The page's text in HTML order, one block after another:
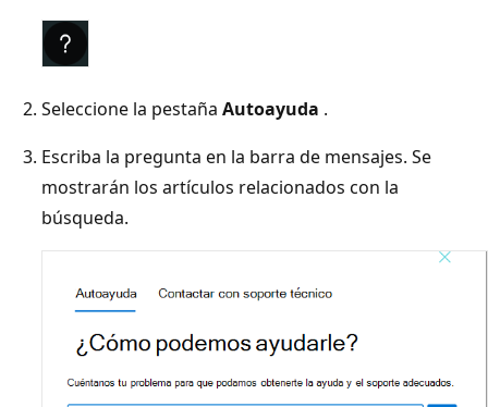
Seleccione la pestaña Autoayuda .
Escriba la pregunta en la barra de mensajes. Se
mostrarán los artículos relacionados con la
búsqueda.